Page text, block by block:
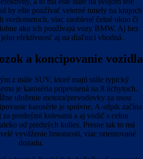
by ešte používať veterné tunely na krajoch
svetlometoch, viac zaoblené čelné okno či
ako ich používajú vozy BMW. Aj bez
efektívnosť aj na diaľnici vhodná.
a koncipovanie vozidla
z mále SUV, ktoré majú stále typický
je karoséria pripevnená na 8 úchytoch.
uloženie motora/prevodovky za osou
karosérie je správne, A-stĺpik začína
prednými kolesami a aj vodič s celou
od predných kolies. Presne tak to má
vyváženie hmotnosti, viac orientované
dozadu.